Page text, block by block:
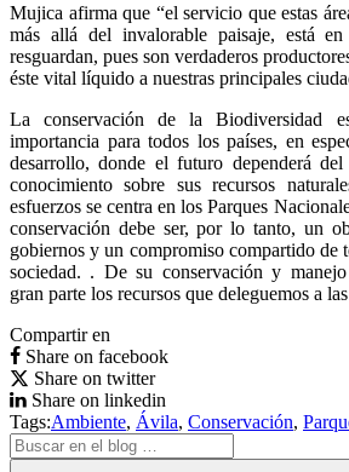
Mujica afirma que “el servicio que estas
más allá del invalorable paisaje, está
resguardan, pues son verdaderos
éste vital líquido a nuestras principales
La conservación de la Biodiversidad
importancia para todos los países, en
desarrollo, donde el futuro dependerá
conocimiento sobre sus recursos
esfuerzos se centra en los Parques
conservación debe ser, por lo tanto, un
gobiernos y un compromiso compartido de
sociedad. . De su conservación y manejo
gran parte los recursos que deleguemos a
Compartir en
Share on facebook
Share on twitter
Share on linkedin
Tags:Ambiente, Ávila, Conservación,